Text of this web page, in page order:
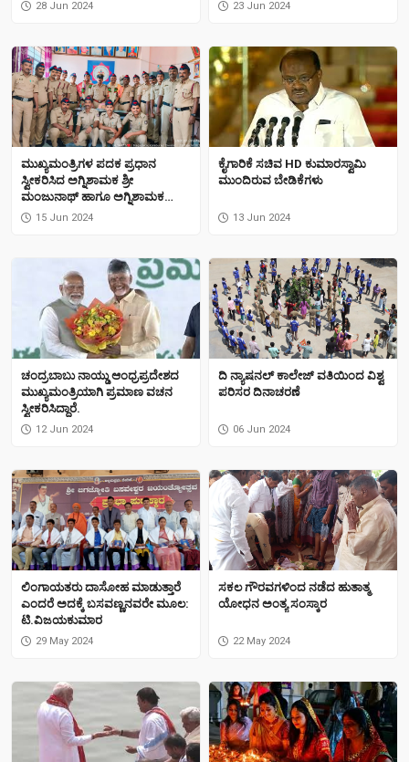
28 Jun 2024 23 Jun 2024
ಮುಖ್ಯಮಂತ್ರಿಗಳ ಪದಕ ಪ್ರಧಾನ
ಸ್ವೀಕರಿಸಿದ ಅಗ್ನಿಶಾಮಕ ಶ್ರೀ
ಮಂಜುನಾಥ್ ಹಾಗೂ ಅಗ್ನಿಶಾಮಕ
ಅಧಿಕಾರಿಯಾಗಿ ಪದೋನ್ನತಿ ಪಡೆದ
ಅಭಿನಂದನೆಗಳೊಂದಿಗೆ ಸನ್ಮಾನ
15 Jun 2024
ಕೈಗಾರಿಕೆ ಸಚಿವ HD ಕುಮಾರಸ್ವಾಮಿ
ಮುಂದಿರುವ ಬೇಡಿಕೆಗಳು
13 Jun 2024
ಚಂದ್ರಬಾಬು ನಾಯ್ಡು ಆಂಧ್ರಪ್ರದೇಶದ
ಮುಖ್ಯಮಂತ್ರಿಯಾಗಿ ಪ್ರಮಾಣ ವಚನ
ಸ್ವೀಕರಿಸಿದ್ದಾರೆ.
12 Jun 2024
ದಿ ನ್ಯಾಷನಲ್ ಕಾಲೇಜ್ ವತಿಯಿಂದ ವಿಶ್ವ
ಪರಿಸರ ದಿನಾಚರಣೆ
06 Jun 2024
ಲಿಂಗಾಯತರು ದಾಸೋಹ ಮಾಡುತ್ತಾರೆ
ಎಂದರೆ ಅದಕ್ಕೆ ಬಸವಣ್ಣನವರೇ ಮೂಲ:
ಟಿ.ವಿಜಯಕುಮಾರ
29 May 2024
ಸಕಲ ಗೌರವಗಳಿಂದ ನಡೆದ ಹುತಾತ್ಮ
ಯೋಧನ ಅಂತ್ಯ ಸಂಸ್ಕಾರ
22 May 2024